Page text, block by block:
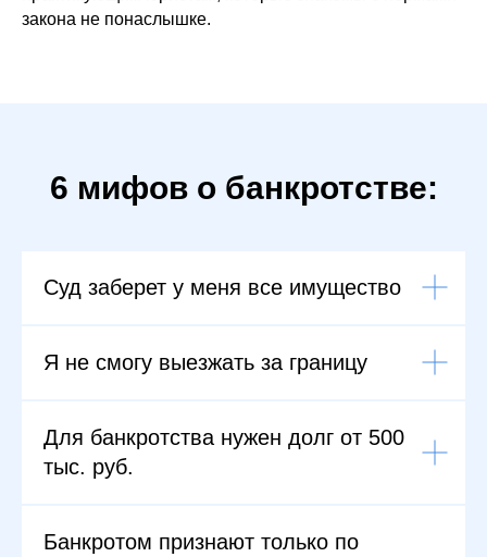
закона не понаслышке.
6 мифов о банкротстве:
Суд заберет у меня все имущество
Я не смогу выезжать за границу
Для банкротства нужен долг от 500
тыс. руб.
Банкротом признают только по